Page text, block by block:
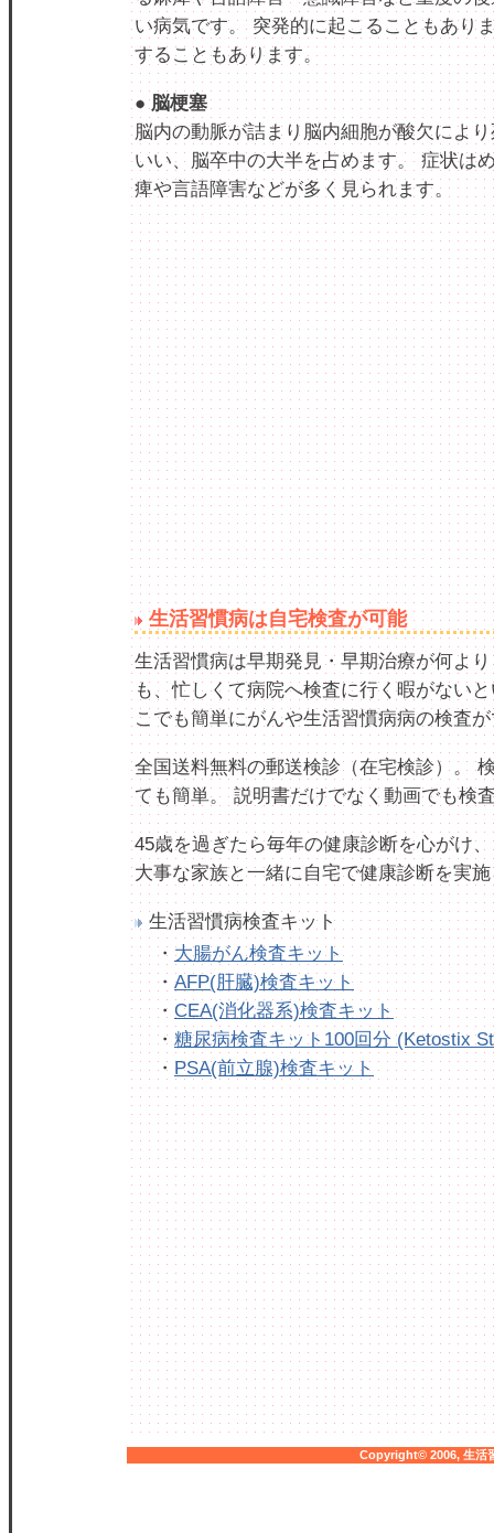
い病気です。 突発的に起こることもあり
することもあります。
● 脳梗塞
脳内の動脈が詰まり脳内細胞が酸欠によ
いい、脳卒中の大半を占めます。 症状は
痺や言語障害などが多く見られます。
生活習慣病は自宅検査が可能
生活習慣病は早期発見・早期治療が何よ
も、忙しくて病院へ検査に行く暇がない
こでも簡単にがんや生活習慣病病の検査
全国送料無料の郵送検診（在宅検診）。
ても簡単。 説明書だけでなく動画でも検
45歳を過ぎたら毎年の健康診断を心がけ、
大事な家族と一緒に自宅で健康診断を実
生活習慣病検査キット
・ 大腸がん検査キット
・ AFP(肝臓)検査キット
・ CEA(消化器系)検査キット
・ 糖尿病検査キット100回分 (Ketostix
・ PSA(前立腺)検査キット
Copyright© 2006, 生活